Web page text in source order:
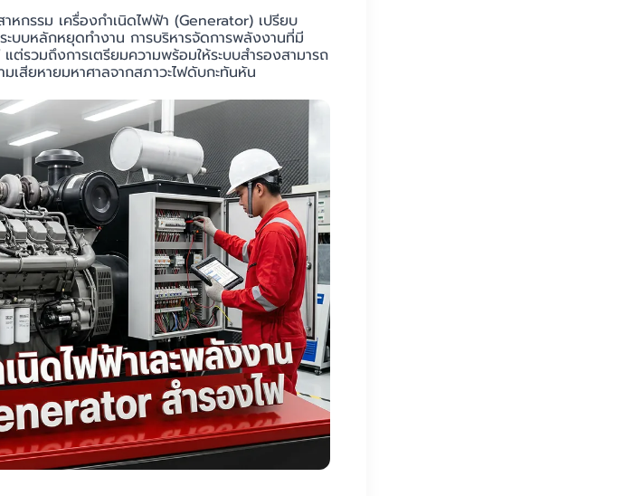
าหกรรม เครื่องกำเนิดไฟฟ้า (Generator) เปรียบ
บบหลักหยุดทำงาน การบริหารจัดการพลังงานที่มี
ต่รวมถึงการเตรียมความพร้อมให้ระบบสำรองสามารถ
สียหายมหาศาลจากสภาวะไฟดับกะทันหัน